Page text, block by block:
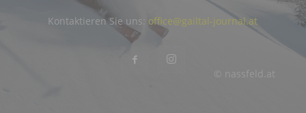
© nassfeld.at
Kontaktieren Sie uns: office@gailtal-journal.at